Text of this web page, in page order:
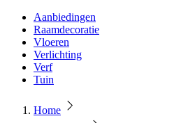
Aanbiedingen
Raamdecoratie
Vloeren
Verlichting
Verf
Tuin
Home